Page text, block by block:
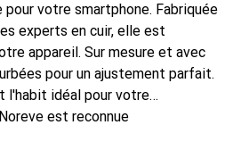
votre smartphone. Fabriquée
experts en cuir, elle est
appareil. Sur mesure et avec
pour un ajustement parfait.
l'habit idéal pour votre
est reconnue